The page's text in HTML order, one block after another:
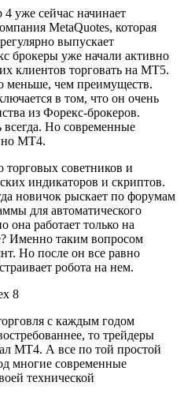
уже сейчас начинает
MetaQuotes, которая
выпускает
брокеры уже начали активно
клиентов торговать на МТ5.
меньше, чем преимуществ.
в том, что он очень
из Форекс-брокеров.
всегда. Но современные
МТ4.
советников и
индикаторов и скриптов.
новичок рыскает по форумам
для автоматического
она работает только на
Именно таким вопросом
Но после он все равно
робота на нем.
с каждым годом
то трейдеры
МТ4. А все по той простой
многие современные
технической